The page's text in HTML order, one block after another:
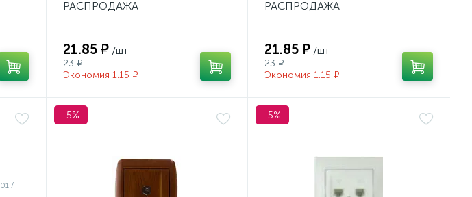
РАСПРОДАЖА
21.85 ₽ /шт
23 ₽
Экономия 1.15 ₽
РАСПРОДАЖА
21.85 ₽ /шт
23 ₽
Экономия 1.15 ₽
-5% -5%